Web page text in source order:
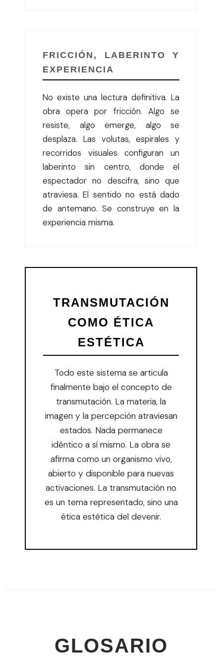
FRICCIÓN, LABERINTO Y
EXPERIENCIA
No existe una lectura definitiva. La
obra opera por fricción. Algo se
resiste, algo emerge, algo se
desplaza. Las volutas, espirales y
recorridos visuales configuran un
laberinto sin centro, donde el
espectador no descifra, sino que
atraviesa. El sentido no está dado
de antemano. Se construye en la
experiencia misma.
TRANSMUTACIÓN
COMO ÉTICA
ESTÉTICA
Todo este sistema se articula
finalmente bajo el concepto de
transmutación. La materia, la
imagen y la percepción atraviesan
estados. Nada permanece
idéntico a sí mismo. La obra se
afirma como un organismo vivo,
abierto y disponible para nuevas
activaciones. La transmutación no
es un tema representado, sino una
ética estética del devenir.
GLOSARIO